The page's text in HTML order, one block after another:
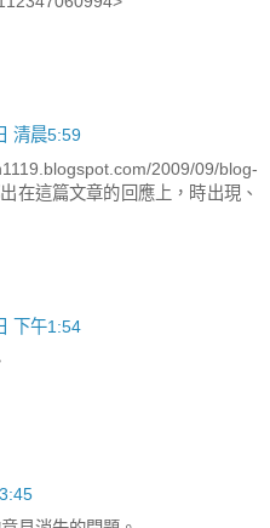
清晨5:59
2009/09/blog-
在這篇文章的回應上，時出現、
下午1:54